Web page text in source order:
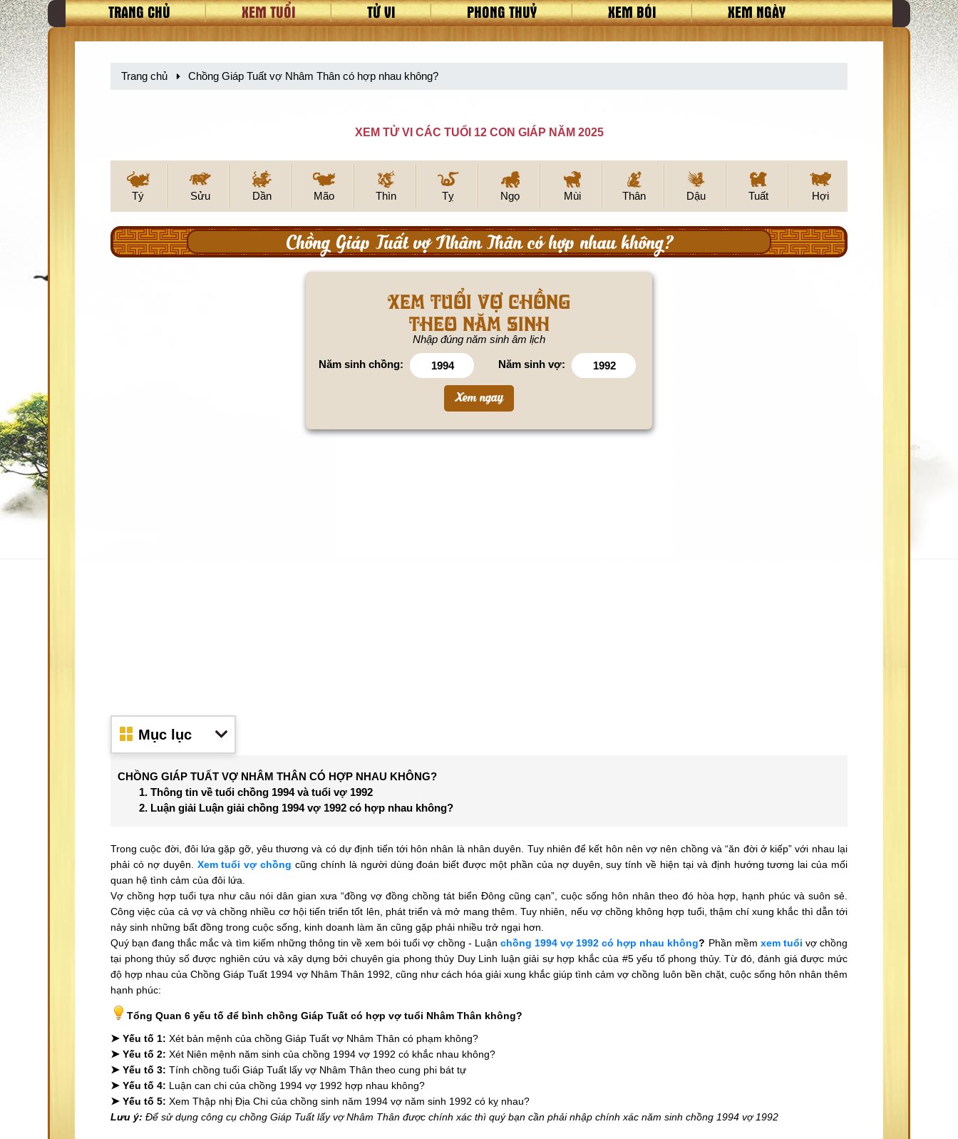
TRANG CHỦ XEM TUỔI TỬ VI PHONG THUỶ XEM BÓI XEM NGÀY
Trang chủ Chồng Giáp Tuất vợ Nhâm Thân có hợp nhau không?
XEM TỬ VI CÁC TUỔI 12 CON GIÁP NĂM 2025
Tý Sửu Dần Mão Thìn Tỵ Ngọ Mùi Thân Dậu Tuất Hợi
Chồng Giáp Tuất vợ Nhâm Thân có hợp nhau không?
Xem tuổi vợ chồng
theo năm sinh
Nhập đúng năm sinh âm lịch
Năm sinh chồng: Năm sinh vợ:
Mục lục
CHỒNG GIÁP TUẤT VỢ NHÂM THÂN CÓ HỢP NHAU KHÔNG?
1. Thông tin về tuổi chồng 1994 và tuổi vợ 1992
2. Luận giải Luận giải chồng 1994 vợ 1992 có hợp nhau không?
Trong cuộc đời, đôi lứa gặp gỡ, yêu thương và có dự định tiến tới hôn nhân là nhân duyên. Tuy nhiên để kết hôn nên vợ nên chồng và “ăn đời ở kiếp” với nhau lại
phải có nợ duyên. Xem tuổi vợ chồng cũng chính là người dùng đoán biết được một phần của nợ duyên, suy tính về hiện tại và định hướng tương lai của mối
quan hệ tình cảm của đôi lứa.
Vợ chồng hợp tuổi tựa như câu nói dân gian xưa “đồng vợ đồng chồng tát biển Đông cũng cạn”, cuộc sống hôn nhân theo đó hòa hợp, hạnh phúc và suôn sẻ.
Công việc của cả vợ và chồng nhiều cơ hội tiến triển tốt lên, phát triển và mở mang thêm. Tuy nhiên, nếu vợ chồng không hợp tuổi, thậm chí xung khắc thì dẫn tới
nảy sinh những bất đồng trong cuộc sống, kinh doanh làm ăn cũng gặp phải nhiều trở ngại hơn.
Quý bạn đang thắc mắc và tìm kiếm những thông tin về xem bói tuổi vợ chồng - Luận chồng 1994 vợ 1992 có hợp nhau không? Phần mềm xem tuổi vợ chồng
tại phong thủy số được nghiên cứu và xây dựng bởi chuyên gia phong thủy Duy Linh luận giải sự hợp khắc của #5 yếu tố phong thủy. Từ đó, đánh giá được mức
độ hợp nhau của Chồng Giáp Tuất 1994 vợ Nhâm Thân 1992, cũng như cách hóa giải xung khắc giúp tình cảm vợ chồng luôn bền chặt, cuộc sống hôn nhân thêm
hạnh phúc:
Tổng Quan 6 yếu tố để bình chồng Giáp Tuất có hợp vợ tuổi Nhâm Thân không?
➤ Yếu tố 1: Xét bản mệnh của chồng Giáp Tuất vợ Nhâm Thân có phạm không?
➤ Yếu tố 2: Xét Niên mệnh năm sinh của chồng 1994 vợ 1992 có khắc nhau không?
➤ Yếu tố 3: Tính chồng tuổi Giáp Tuất lấy vợ Nhâm Thân theo cung phi bát tự
➤ Yếu tố 4: Luận can chi của chồng 1994 vợ 1992 hợp nhau không?
➤ Yếu tố 5: Xem Thập nhị Địa Chi của chồng sinh năm 1994 vợ năm sinh 1992 có kỵ nhau?
Lưu ý: Để sử dụng công cụ chồng Giáp Tuất lấy vợ Nhâm Thân được chính xác thì quý bạn cần phải nhập chính xác năm sinh chồng 1994 vợ 1992